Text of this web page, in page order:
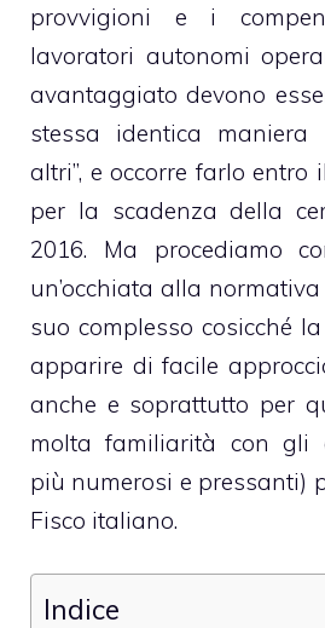
provvigioni e i
lavoratori autonomi
avantaggiato devono
stessa identica maniera
altri”, e occorre farlo entro
per la scadenza della
2016. Ma procediamo
un’occhiata alla
suo complesso cosicché
apparire di facile
anche e soprattutto per
molta familiarità con gli
più numerosi e pressanti)
Fisco italiano.
Indice